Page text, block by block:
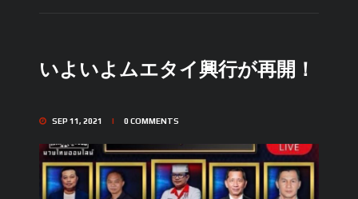
いよいよムエタイ興行が再開！
SEP 11, 2021 0COMMENTS